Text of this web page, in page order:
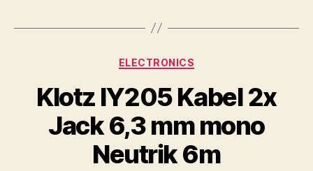
Kategorie
ELECTRONICS
Klotz IY205 Kabel 2x
Jack 6,3 mm mono
Neutrik 6m